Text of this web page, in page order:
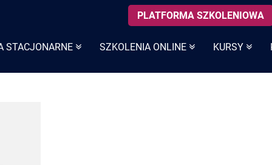
STACJONARNE SZKOLENIA ONLINE KURSY
PLATFORMA SZKOLENIOWA